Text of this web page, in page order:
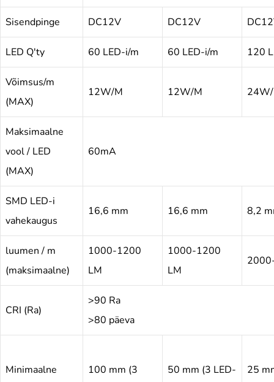
Sisendpinge DC12V DC12V
LED Q'ty 60 LED-i/m 60 LED-i/m 120
Võimsus/m
(MAX)
12W/M 12W/M
Maksimaalne
vool / LED
(MAX)
60mA
SMD LED-i
vahekaugus
16,6 mm 16,6 mm 8,2
luumen / m
(maksimaalne)
1000-1200
LM
1000-1200
LM
CRI (Ra)
>90 Ra
>80 päeva
Minimaalne
100 mm (3
50 mm (3 LED-
25